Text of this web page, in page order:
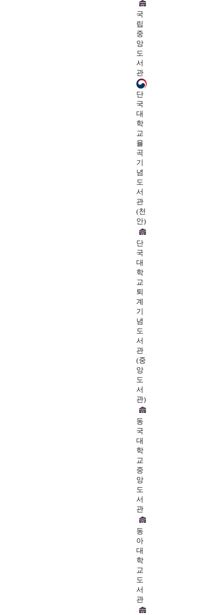
국
립
중
앙
도
서
관
단
국
대
학
교
율
곡
기
념
도
서
관
(천
안)
단
국
대
학
교
퇴
계
기
념
도
서
관
(중
앙
도
서
관)
동
국
대
학
교
중
앙
도
서
관
동
아
대
학
교
도
서
관